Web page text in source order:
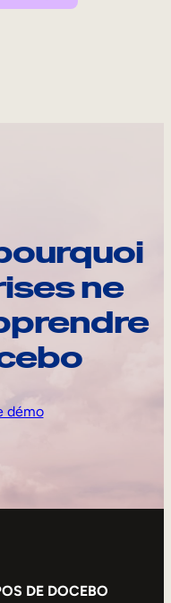
ne
démo
DE DOCEBO